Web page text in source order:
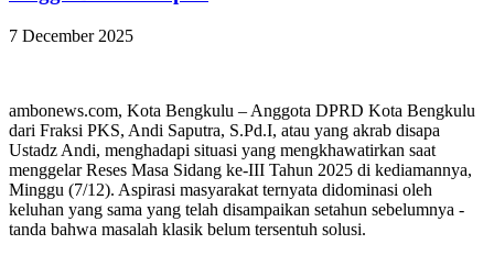
7 December 2025
ambonews.com, Kota Bengkulu – Anggota DPRD Kota Bengkulu
dari Fraksi PKS, Andi Saputra, S.Pd.I, atau yang akrab disapa
Ustadz Andi, menghadapi situasi yang mengkhawatirkan saat
menggelar Reses Masa Sidang ke-III Tahun 2025 di kediamannya,
Minggu (7/12). Aspirasi masyarakat ternyata didominasi oleh
keluhan yang sama yang telah disampaikan setahun sebelumnya -
tanda bahwa masalah klasik belum tersentuh solusi.